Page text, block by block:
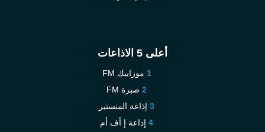
أعلى 5 الاذاعات
موزاييك FM
صبرة FM
إذاعة المنستير
إذاعة إ أف أم